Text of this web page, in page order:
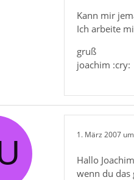
Kann mir
Ich arbeite
gruß
joachim :cry:
1. März 2007
Hallo
wenn du